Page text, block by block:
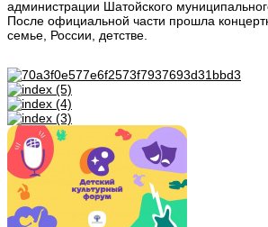
администрации Шатойского
После официальной части прошла
семье, России, детстве.